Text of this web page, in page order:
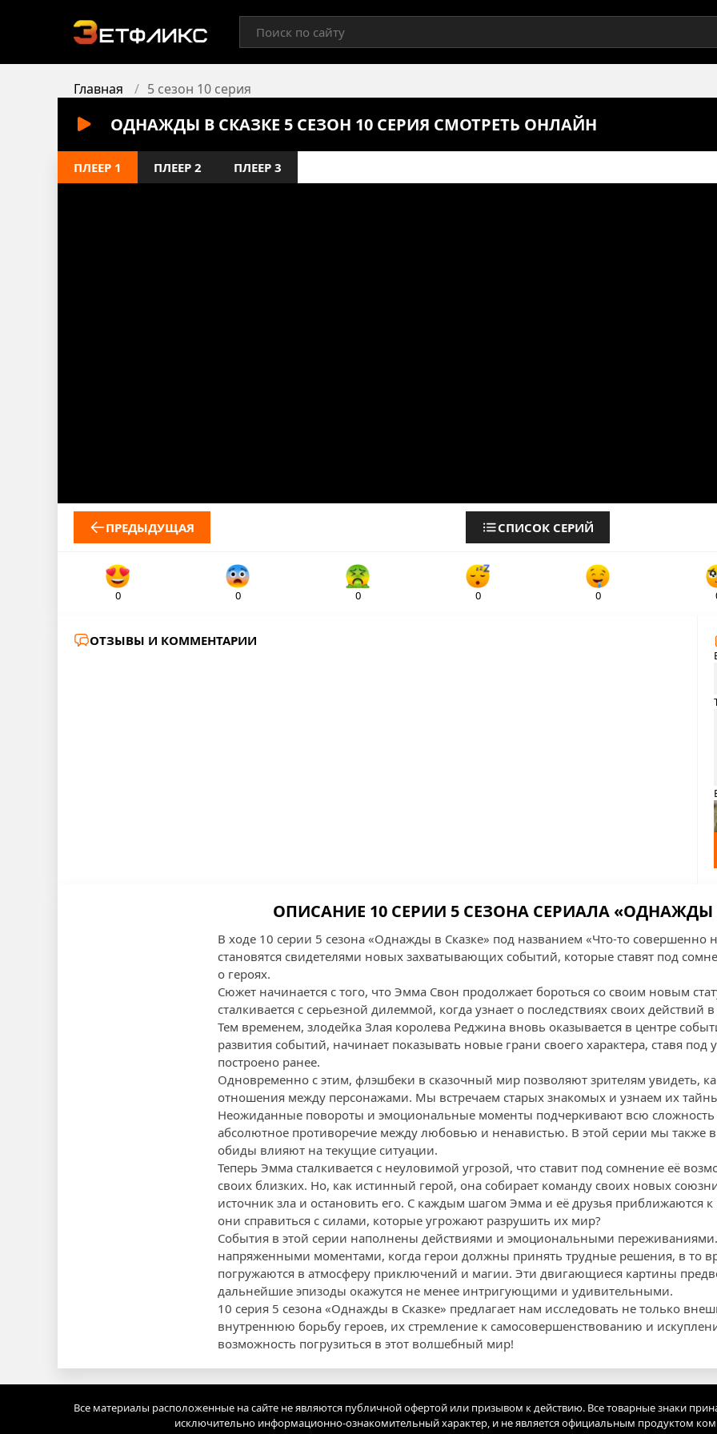
Главная 5 сезон 10 серия
ОДНАЖДЫ В СКАЗКЕ 5 СЕЗОН 10 СЕРИЯ СМОТРЕТЬ ОНЛАЙН
ПЛЕЕР 1 ПЛЕЕР 2 ПЛЕЕР 3
ПРЕДЫДУЩАЯ СПИСОК СЕРИЙ
0 0 0 0 0
ОТЗЫВЫ И КОММЕНТАРИИ
ОПИСАНИЕ 10 СЕРИИ 5 СЕЗОНА СЕРИАЛА «ОДНАЖДЫ
В ходе 10 серии 5 сезона «Однажды в Сказке» под названием «Что-то совершенно
становятся свидетелями новых захватывающих событий, которые ставят под
о героях.
Сюжет начинается с того, что Эмма Свон продолжает бороться со своим новым
сталкивается с серьезной дилеммой, когда узнает о последствиях своих действий
Тем временем, злодейка Злая королева Реджина вновь оказывается в центре
развития событий, начинает показывать новые грани своего характера, ставя под
построено ранее.
Одновременно с этим, флэшбеки в сказочный мир позволяют зрителям увидеть,
отношения между персонажами. Мы встречаем старых знакомых и узнаем их
Неожиданные повороты и эмоциональные моменты подчеркивают всю
абсолютное противоречие между любовью и ненавистью. В этой серии мы также
обиды влияют на текущие ситуации.
Теперь Эмма сталкивается с неуловимой угрозой, что ставит под сомнение её
своих близких. Но, как истинный герой, она собирает команду своих новых
источник зла и остановить его. С каждым шагом Эмма и её друзья приближаются к
они справиться с силами, которые угрожают разрушить их мир?
События в этой серии наполнены действиями и эмоциональными
напряженными моментами, когда герои должны принять трудные решения, в то
погружаются в атмосферу приключений и магии. Эти двигающиеся картины
дальнейшие эпизоды окажутся не менее интригующими и удивительными.
10 серия 5 сезона «Однажды в Сказке» предлагает нам исследовать не только
внутреннюю борьбу героев, их стремление к самосовершенствованию и
возможность погрузиться в этот волшебный мир!
Все материалы расположенные на сайте не являются публичной офертой или призывом к действию. Все товарные знаки
исключительно информационно-ознакомительный характер, и не является официальным продуктом